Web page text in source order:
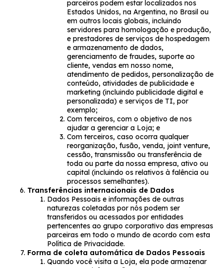
parceiros podem estar localizados nos
Estados Unidos, na Argentina, no Brasil ou
em outros locais globais, incluindo
servidores para homologação e produção,
e prestadores de serviços de hospedagem
e armazenamento de dados,
gerenciamento de fraudes, suporte ao
cliente, vendas em nosso nome,
atendimento de pedidos, personalização de
conteúdo, atividades de publicidade e
marketing (incluindo publicidade digital e
personalizada) e serviços de TI, por
exemplo;
Com terceiros, com o objetivo de nos
ajudar a gerenciar a Loja; e
Com terceiros, caso ocorra qualquer
reorganização, fusão, venda, joint venture,
cessão, transmissão ou transferência de
toda ou parte da nossa empresa, ativo ou
capital (incluindo os relativos à falência ou
processos semelhantes).
Transferências internacionais de Dados
Dados Pessoais e informações de outras
naturezas coletadas por nós podem ser
transferidos ou acessados por entidades
pertencentes ao grupo corporativo das empresas
parceiras em todo o mundo de acordo com esta
Política de Privacidade.
Forma de coleta automática de Dados Pessoais
Quando você visita a Loja, ela pode armazenar